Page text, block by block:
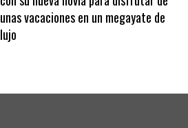
Orlando Bloom aterriza en Mallorca
con su nueva novia para disfrutar de
unas vacaciones en un megayate de